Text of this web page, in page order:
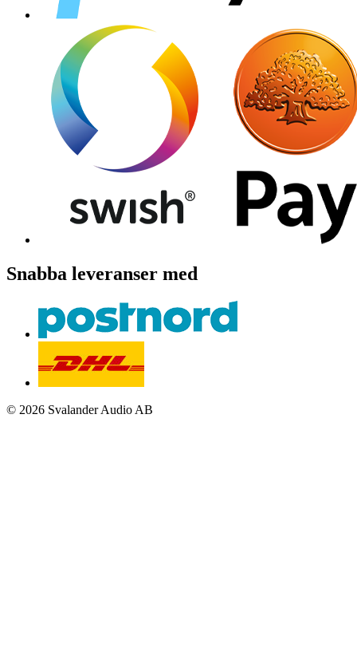
Snabba leveranser med
© 2026 Svalander Audio AB